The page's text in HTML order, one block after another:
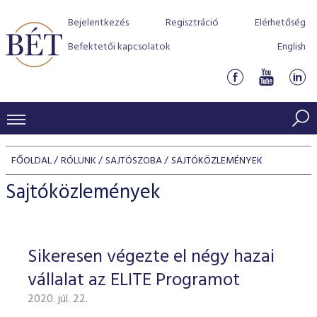
Bejelentkezés Regisztráció
Elérhetőség
Befektetői kapcsolatok
English
KERESKEDÉSI ADATOK
INDEXEK
Jelzáloglevél indexek
Vállalati kötvény indexek
Azonnali Piac
Részvények
Származékos piac
BEFEKTETŐK
Részvény szekció
Hitelpapír szekció
BÉT szabályzatok
Befektetővédelem
Alkalmazott díjstruktúra
Elszámolás
Részvény és vállalati kötvény tőzsdei bevezetését
program
BÉT Xtend - Részvénypiac egyszerűen
TŐZSDETAGOK
Tőzsdetagok, üzletkötők
VENDOROK
FŐOLDAL RÓLUNK SAJTÓSZOBA SAJTÓKÖZLEMÉNYEK
Sajtóközlemények
Sikeresen végezte el négy hazai
vállalat az ELITE Programot
2020. júl. 22.